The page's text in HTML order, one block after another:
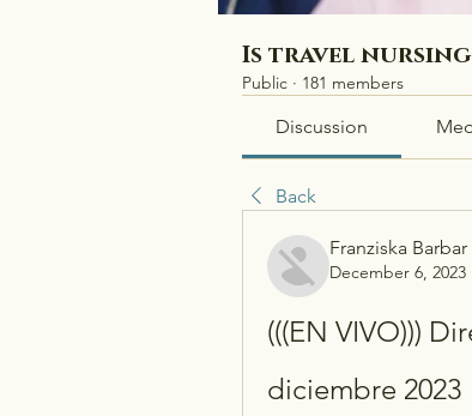
Is travel
Public · 181 members
Discussion
Back
Franziska Barbar
December 6, 2023
(((EN VIVO)))
diciembre 2023